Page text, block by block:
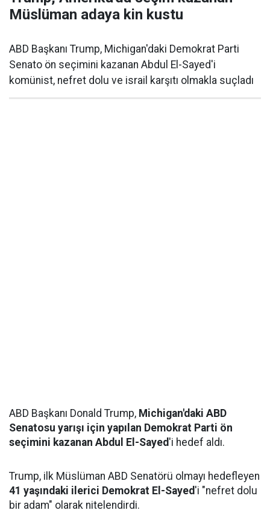
Müslüman adaya kin kustu
ABD Başkanı Trump, Michigan'daki Demokrat Parti
Senato ön seçimini kazanan Abdul El-Sayed'i
komünist, nefret dolu ve israil karşıtı olmakla suçladı
ABD Başkanı Donald Trump, Michigan'daki ABD
Senatosu yarışı için yapılan Demokrat Parti ön
seçimini kazanan Abdul El-Sayed 'i hedef aldı.
Trump, ilk Müslüman ABD Senatörü olmayı hedefleyen
41 yaşındaki ilerici Demokrat El-Sayed 'i "nefret dolu
bir adam" olarak nitelendirdi.